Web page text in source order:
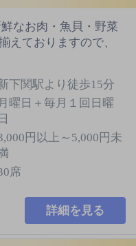
なお肉・魚貝・野菜
えておりますので、
下関駅より徒歩15分
月曜日＋毎月１回日曜
日
円以上～5,000円未
席
詳細を見る